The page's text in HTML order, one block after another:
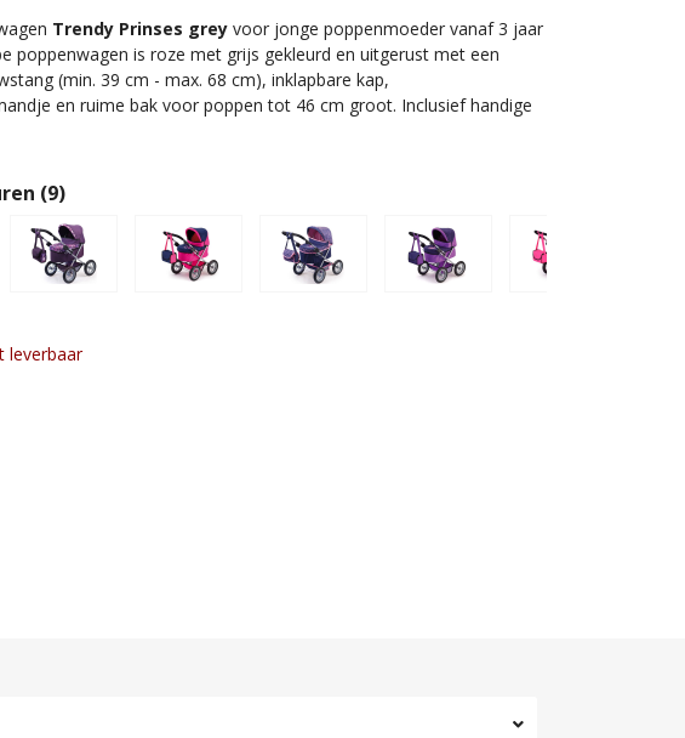
Trendy Prinses grey voor jonge poppenmoeder vanaf 3 jaar
poppenwagen is roze met grijs gekleurd en uitgerust met een
(min. 39 cm - max. 68 cm), inklapbare kap,
en ruime bak voor poppen tot 46 cm groot. Inclusief handige
(9)
leverbaar